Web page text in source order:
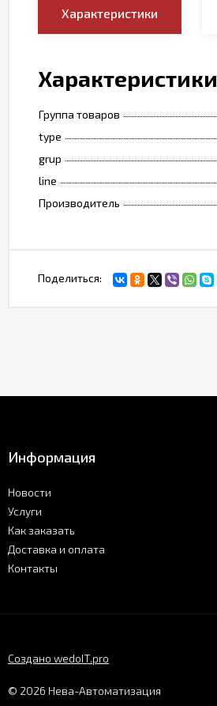
Характеристики
Характеристики
Группа товаров
type
grup
line
Производитель
Поделиться:
Информация
Новости
Услуги
Как заказать
Доставка и оплата
Контакты
Создано wedoIT.pro
© 2026 Нева-Автоматизация